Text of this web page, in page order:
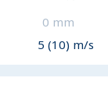
0 mm
5 (10) m/s